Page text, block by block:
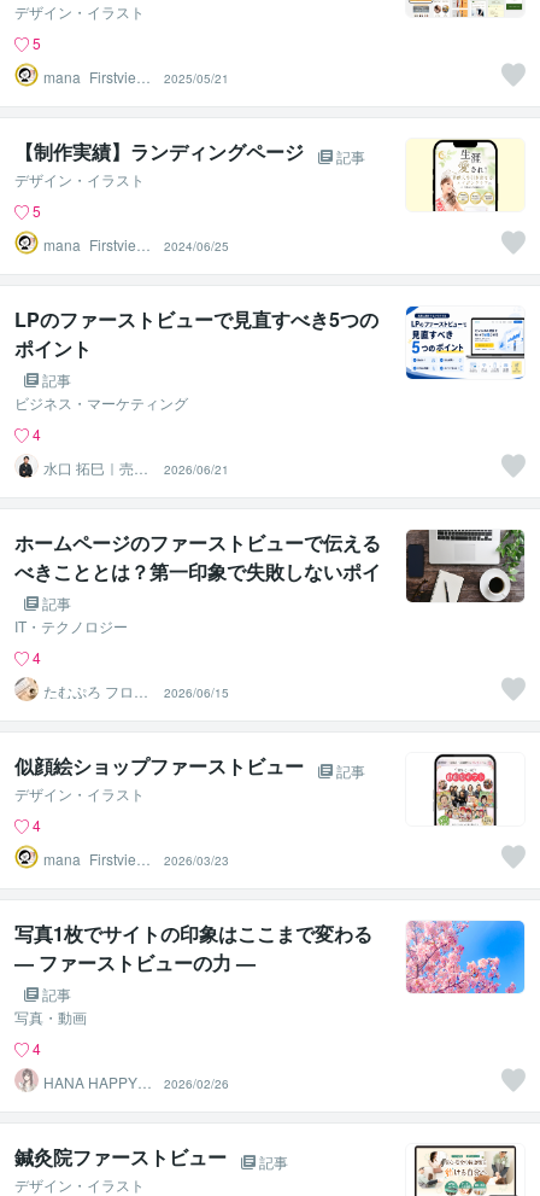
デザイン・イラスト
5
mana_Firstview
2025/05/21
【制作実績】ランディングページ
記事
デザイン・イラスト
5
mana_Firstview
2024/06/25
LPのファーストビューで見直すべき5つの
ポイント
記事
ビジネス・マーケティング
4
水口 拓巳｜売れ
るLP制作・改善
サポート
2026/06/21
ホームページのファーストビューで伝える
べきこととは？第一印象で失敗しないポイ
ント記事
IT・テクノロジー
4
たむぷろ フロン
トエンジニア
2026/06/15
似顔絵ショップファーストビュー
記事
デザイン・イラスト
4
mana_Firstview
2026/03/23
写真1枚でサイトの印象はここまで変わる
— ファーストビューの力 —
記事
写真・動画
4
HANA HAPPY 8
2026/02/26
鍼灸院ファーストビュー
記事
デザイン・イラスト